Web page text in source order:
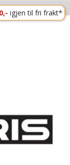
igjen til fri frakt*